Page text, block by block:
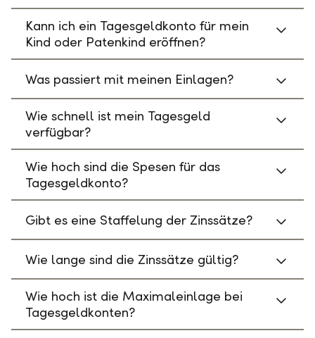
Kann ich ein Tagesgeldkonto für mein
Kind oder Patenkind eröffnen?
Was passiert mit meinen Einlagen?
Wie schnell ist mein Tagesgeld
verfügbar?
Wie hoch sind die Spesen für das
Tagesgeldkonto?
Gibt es eine Staffelung der Zinssätze?
Wie lange sind die Zinssätze gültig?
Wie hoch ist die Maximaleinlage bei
Tagesgeldkonten?